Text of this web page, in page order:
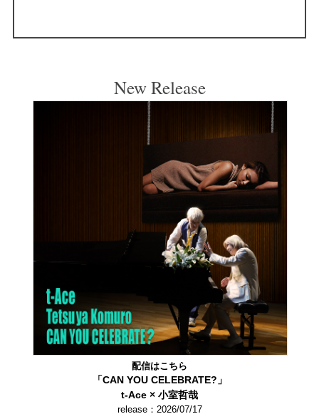
New Release
配信はこちら
「CAN YOU CELEBRATE?」
t-Ace × 小室哲哉
release：2026/07/17